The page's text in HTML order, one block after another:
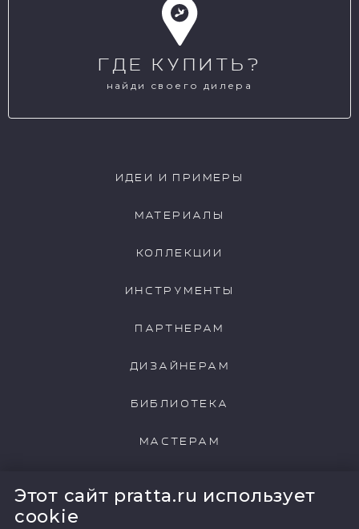
Этот сайт pratta.ru использует
cookie
ГДЕ КУПИТЬ?
найди своего дилера
ИДЕИ И ПРИМЕРЫ
МАТЕРИАЛЫ
КОЛЛЕКЦИИ
ИНСТРУМЕНТЫ
ПАРТНЕРАМ
ДИЗАЙНЕРАМ
БИБЛИОТЕКА
МАСТЕРАМ